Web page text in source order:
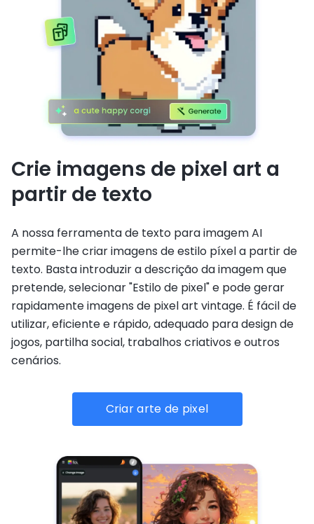
Crie imagens de pixel art a
partir de texto
A nossa ferramenta de texto para imagem AI
permite-lhe criar imagens de estilo píxel a partir de
texto. Basta introduzir a descrição da imagem que
pretende, selecionar "Estilo de pixel" e pode gerar
rapidamente imagens de pixel art vintage. É fácil de
utilizar, eficiente e rápido, adequado para design de
jogos, partilha social, trabalhos criativos e outros
cenários.
Criar arte de pixel